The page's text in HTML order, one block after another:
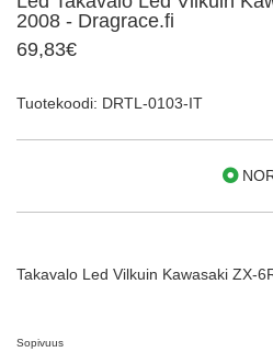
2008 - Dragrace.fi
69,83€
Tuotekoodi: DRTL-0103-IT
Takavalo Led Vilkuin Kawasaki ZX-
Sopivuus